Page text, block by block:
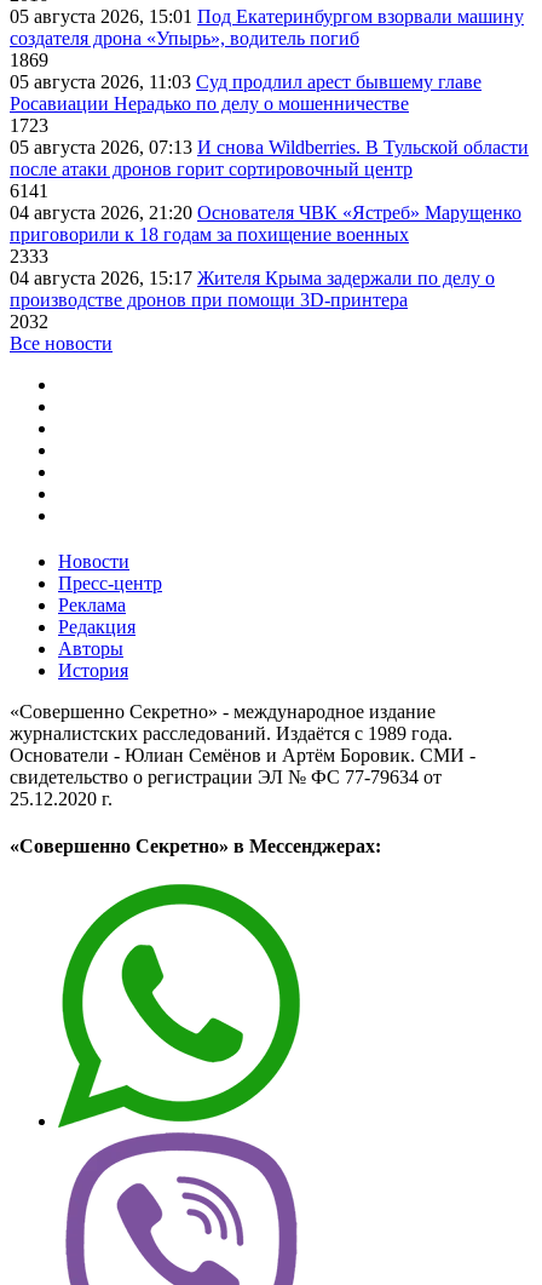
05 августа 2026, 15:01 Под Екатеринбургом взорвали машину
создателя дрона «Упырь», водитель погиб
1869
05 августа 2026, 11:03 Суд продлил арест бывшему главе
Росавиации Нерадько по делу о мошенничестве
1723
05 августа 2026, 07:13 И снова Wildberries. В Тульской области
после атаки дронов горит сортировочный центр
6141
04 августа 2026, 21:20 Основателя ЧВК «Ястреб» Марущенко
приговорили к 18 годам за похищение военных
2333
04 августа 2026, 15:17 Жителя Крыма задержали по делу о
производстве дронов при помощи 3D‑принтера
2032
Все новости
Новости
Пресс-центр
Реклама
Редакция
Авторы
История
«Совершенно Секретно» - международное издание
журналистских расследований. Издаётся с 1989 года.
Основатели - Юлиан Семёнов и Артём Боровик. CМИ -
свидетельство о регистрации ЭЛ № ФС 77-79634 от
25.12.2020 г.
«Совершенно Секретно» в Мессенджерах: